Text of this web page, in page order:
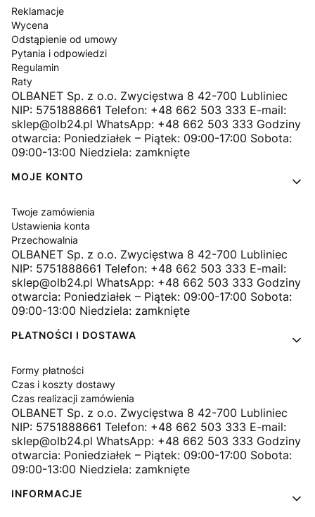
Reklamacje
Wycena
Odstąpienie od umowy
Pytania i odpowiedzi
Regulamin
Raty
OLBANET Sp. z o.o. Zwycięstwa 8 42-700 Lubliniec
NIP: 5751888661 Telefon: +48 662 503 333 E-mail:
sklep@olb24.pl WhatsApp: +48 662 503 333 Godziny
otwarcia: Poniedziałek – Piątek: 09:00-17:00 Sobota:
09:00-13:00 Niedziela: zamknięte
MOJE KONTO
Twoje zamówienia
Ustawienia konta
Przechowalnia
OLBANET Sp. z o.o. Zwycięstwa 8 42-700 Lubliniec
NIP: 5751888661 Telefon: +48 662 503 333 E-mail:
sklep@olb24.pl WhatsApp: +48 662 503 333 Godziny
otwarcia: Poniedziałek – Piątek: 09:00-17:00 Sobota:
09:00-13:00 Niedziela: zamknięte
PŁATNOŚCI I DOSTAWA
Formy płatności
Czas i koszty dostawy
Czas realizacji zamówienia
OLBANET Sp. z o.o. Zwycięstwa 8 42-700 Lubliniec
NIP: 5751888661 Telefon: +48 662 503 333 E-mail:
sklep@olb24.pl WhatsApp: +48 662 503 333 Godziny
otwarcia: Poniedziałek – Piątek: 09:00-17:00 Sobota:
09:00-13:00 Niedziela: zamknięte
INFORMACJE